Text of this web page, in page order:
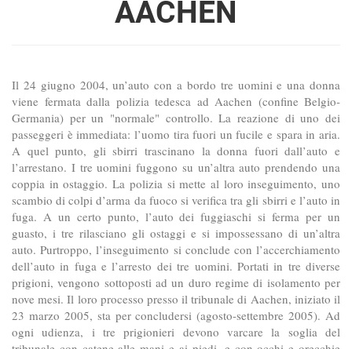
AACHEN
Il 24 giugno 2004, un’auto con a bordo tre uomini e una donna
viene fermata dalla polizia tedesca ad Aachen (confine Belgio-
Germania) per un "normale" controllo. La reazione di uno dei
passeggeri è immediata: l’uomo tira fuori un fucile e spara in aria.
A quel punto, gli sbirri trascinano la donna fuori dall’auto e
l’arrestano. I tre uomini fuggono su un’altra auto prendendo una
coppia in ostaggio. La polizia si mette al loro inseguimento, uno
scambio di colpi d’arma da fuoco si verifica tra gli sbirri e l’auto in
fuga. A un certo punto, l’auto dei fuggiaschi si ferma per un
guasto, i tre rilasciano gli ostaggi e si impossessano di un’altra
auto. Purtroppo, l’inseguimento si conclude con l’accerchiamento
dell’auto in fuga e l’arresto dei tre uomini. Portati in tre diverse
prigioni, vengono sottoposti ad un duro regime di isolamento per
nove mesi. Il loro processo presso il tribunale di Aachen, iniziato il
23 marzo 2005, sta per concludersi (agosto-settembre 2005). Ad
ogni udienza, i tre prigionieri devono varcare la soglia del